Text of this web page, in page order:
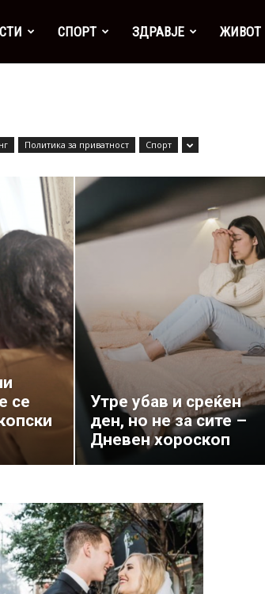
СПОРТ ЗДРАВЈЕ ЖИВОТ
Политика за приватност Спорт
се
Утре убав и среќен
ден, но не за сите –
Дневен хороскоп